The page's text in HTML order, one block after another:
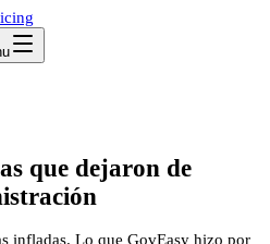
que dejaron de
infladas. Lo que GovEasy hizo por